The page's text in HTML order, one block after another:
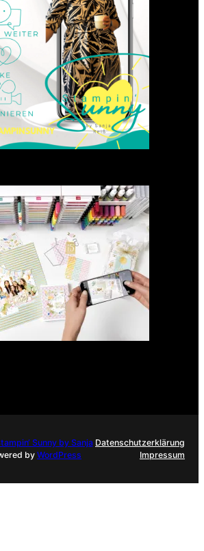
GANZ NEU: Scrapbooking
Club 2025
21. Januar 2025
Sunny by Sanja
by WordPress
Datenschutzerklärung
Impressum